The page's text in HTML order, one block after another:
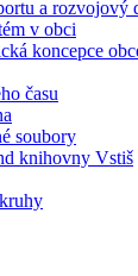
a rozvojový
v obci
koncepce
času
soubory
knihovny Vstiš